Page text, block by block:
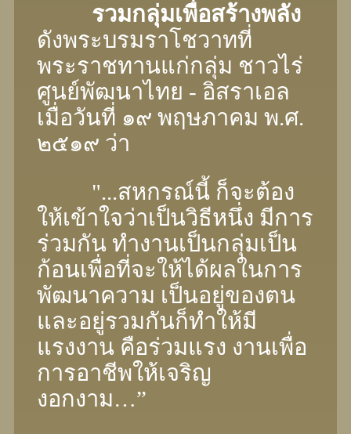
รวมกลุ่มเพื่อสร้างพลัง
ดังพระบรมราโชวาทที่
พระราชทานแก่กลุ่ม ชาวไร่
ศูนย์พัฒนาไทย - อิสราเอล
เมื่อวันที่ ๑๙ พฤษภาคม พ.ศ.
๒๕๑๙ ว่า
"...สหกรณ์นี้ ก็จะต้อง
ให้เข้าใจว่าเป็นวิธีหนึ่ง มีการ
ร่วมกัน ทํางานเป็นกลุ่มเป็น
ก้อนเพื่อที่จะให้ได้ผลในการ
พัฒนาความ เป็นอยู่ของตน
และอยู่รวมกันก็ทําให้มี
แรงงาน คือร่วมแรง งานเพื่อ
การอาชีพให้เจริญ
งอกงาม…”